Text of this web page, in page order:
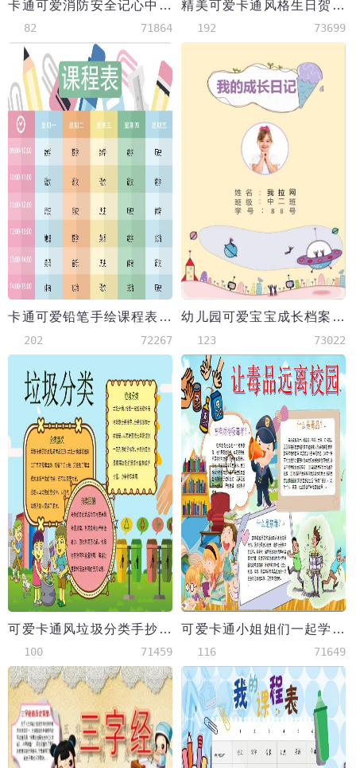
卡通可爱消防安全记心中艺术字体手抄报
82 71864
精美可爱卡通风格生日贺卡
192 73699
卡通可爱铅笔手绘课程表word模板
202 72267
幼儿园可爱宝宝成长档案word模板
123 73022
可爱卡通风垃圾分类手抄报小报Word模板
100 71459
可爱卡通小姐姐们一起学禁毒小知识
116 71649